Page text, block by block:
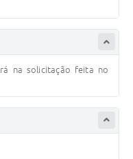
na solicitação feita no